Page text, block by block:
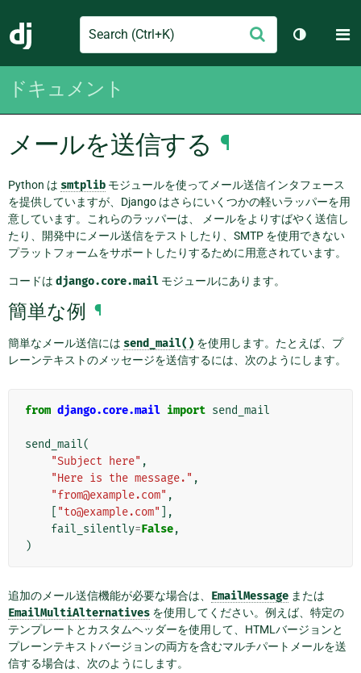
Django
Search
信
テーマを
ドキュメント
メールを送信する ¶
Python は smtplib モジュールを使ってメール送信インタフェース
を提供していますが、Django はさらにいくつかの軽いラッパーを用
意しています。これらのラッパーは、 メールをよりすばやく送信し
たり、開発中にメール送信をテストしたり、SMTP を使用できない
プラットフォームをサポートしたりするために用意されています。
コードは django.core.mail モジュールにあります。
簡単な例 ¶
簡単なメール送信には send_mail() を使用します。たとえば、プ
レーンテキストのメッセージを送信するには、次のようにします。
from django.core.mail import send_mail
send_mail(
"Subject here" ,
"Here is the message." ,
"from@example.com" ,
"to@example.com"
],
fail_silently=False,
)
追加のメール送信機能が必要な場合は、 EmailMessage または
EmailMultiAlternatives を使用してください。例えば、特定の
テンプレートとカスタムヘッダーを使用して、HTMLバージョンと
プレーンテキストバージョンの両方を含むマルチパートメールを送
信する場合は、次のようにします。